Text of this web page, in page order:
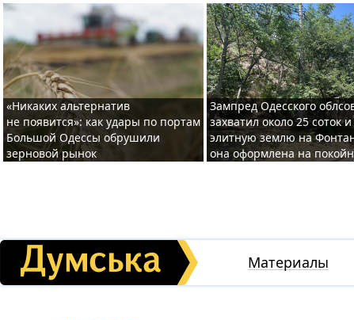
«Никаких альтернатив
не появится»: как удары по портам
Большой Одессы обрушили
зерновой рынок
Зампред Одесского
захватил около 25 соток
элитную землю на
она оформлена на
Материалы